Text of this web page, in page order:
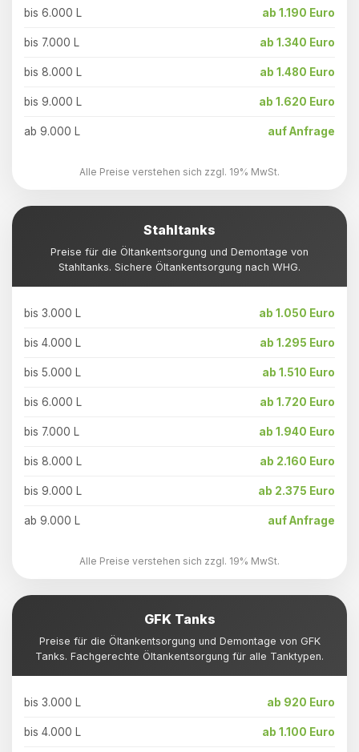
bis 6.000 L ab 1.190 Euro
bis 7.000 L ab 1.340 Euro
bis 8.000 L ab 1.480 Euro
bis 9.000 L ab 1.620 Euro
ab 9.000 L auf Anfrage
Alle Preise verstehen sich zzgl. 19% MwSt.
Stahltanks
Preise für die Öltankentsorgung und Demontage von
Stahltanks. Sichere Öltankentsorgung nach WHG.
bis 3.000 L ab 1.050 Euro
bis 4.000 L ab 1.295 Euro
bis 5.000 L ab 1.510 Euro
bis 6.000 L ab 1.720 Euro
bis 7.000 L ab 1.940 Euro
bis 8.000 L ab 2.160 Euro
bis 9.000 L ab 2.375 Euro
ab 9.000 L auf Anfrage
Alle Preise verstehen sich zzgl. 19% MwSt.
GFK Tanks
Preise für die Öltankentsorgung und Demontage von GFK
Tanks. Fachgerechte Öltankentsorgung für alle Tanktypen.
bis 3.000 L ab 920 Euro
bis 4.000 L ab 1.100 Euro